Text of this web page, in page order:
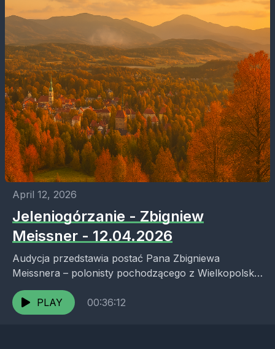
April 12, 2026
Jeleniogórzanie - Zbigniew
Meissner - 12.04.2026
Audycja przedstawia postać Pana Zbigniewa
Meissnera – polonisty pochodzącego z Wielkopolski,
który od lat związany jest z Jelenią Górą jako
nauczyciel, dyrektor szkoły i...
PLAY 00:36:12